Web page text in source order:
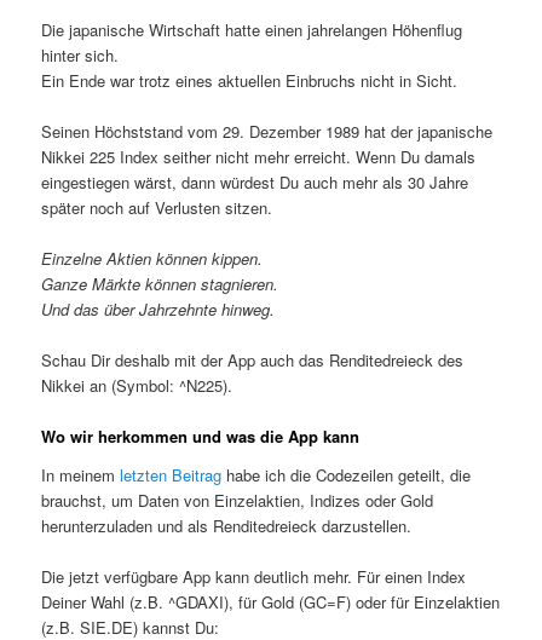
Die japanische Wirtschaft hatte einen jahrelangen Höhenflug
hinter sich.
Ein Ende war trotz eines aktuellen Einbruchs nicht in Sicht.
Seinen Höchststand vom 29. Dezember 1989 hat der japanische
Nikkei 225 Index seither nicht mehr erreicht. Wenn Du damals
eingestiegen wärst, dann würdest Du auch mehr als 30 Jahre
später noch auf Verlusten sitzen.
Einzelne Aktien können kippen.
Ganze Märkte können stagnieren.
Und das über Jahrzehnte hinweg.
Schau Dir deshalb mit der App auch das Renditedreieck des
Nikkei an (Symbol: ^N225).
Wo wir herkommen und was die App kann
In meinemletzten Beitrag habe ich die Codezeilen geteilt, die
brauchst, um Daten von Einzelaktien, Indizes oder Gold
herunterzuladen und als Renditedreieck darzustellen.
Die jetzt verfügbare App kann deutlich mehr. Für einen Index
Deiner Wahl (z.B. ^GDAXI), für Gold (GC=F) oder für Einzelaktien
(z.B. SIE.DE) kannst Du: